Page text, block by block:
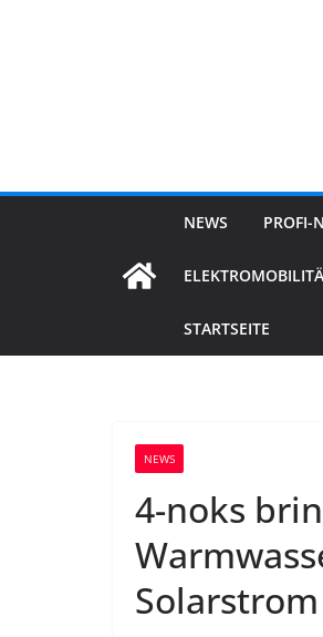
NEWS PROFI-
STARTSEITE
NEWS
4-noks